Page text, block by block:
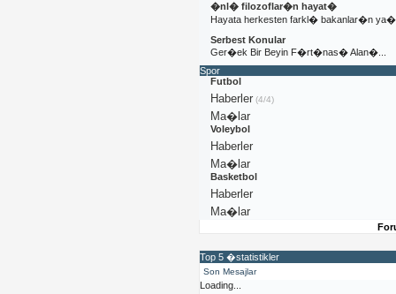
�nl� filozoflar�n hayat�
Hayata herkesten farkl� bakanlar�n
Serbest Konular
Ger�ek Bir Beyin F�rt�nas� Alan�...
Spor
Futbol
Haberler(4/4)
Ma�lar
Voleybol
Haberler
Ma�lar
Basketbol
Haberler
Ma�lar
Top 5 �statistikler
Son Mesajlar
Loading...